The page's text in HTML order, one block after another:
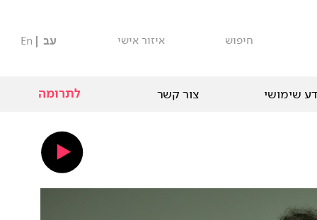
חיפוש איזור אישי עב En
שימושי צור קשר לתרומה